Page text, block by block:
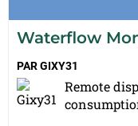
Waterflow
PARGIXY31
Remote